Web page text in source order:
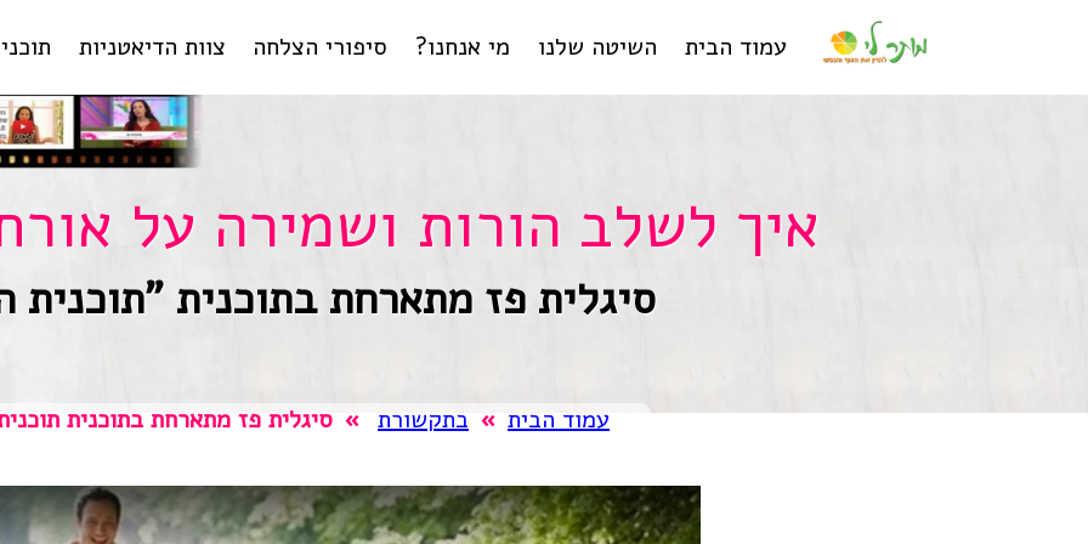
עמוד הבית השיטה שלנו מי אנחנו? סיפורי הצלחה צוות הדיאטניות
ליווי
טיפול
תחומי
איך לשלב הורות ושמירה על
סיגלית פז מתארחת בתוכנית "תוכנית
עמוד הבית » בתקשורת » סיגלית פז מתארחת בתוכנית